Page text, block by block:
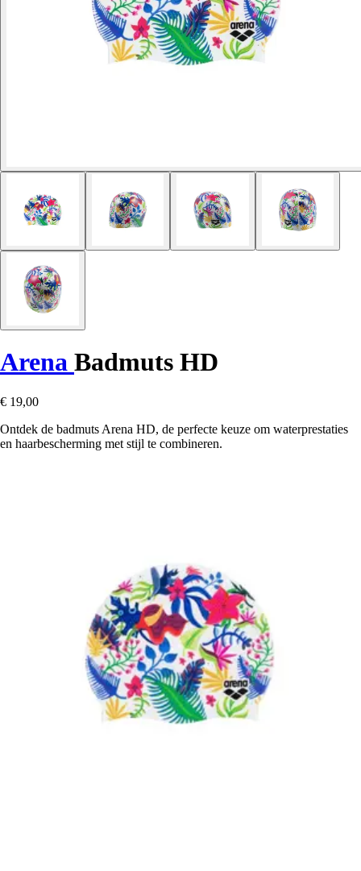
Arena Badmuts HD
€ 19,00
Ontdek de badmuts Arena HD, de perfecte keuze om waterprestaties
en haarbescherming met stijl te combineren.